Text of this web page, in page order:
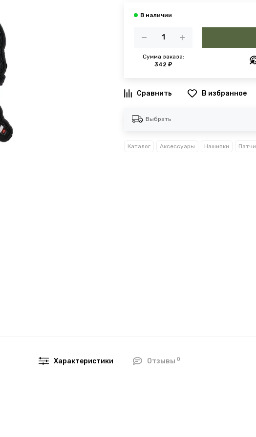
Сумма заказа:
342 ₽
В избранное
Выбрать
Каталог Аксессуары Нашивки Патчи
Характеристики Отзывы 0